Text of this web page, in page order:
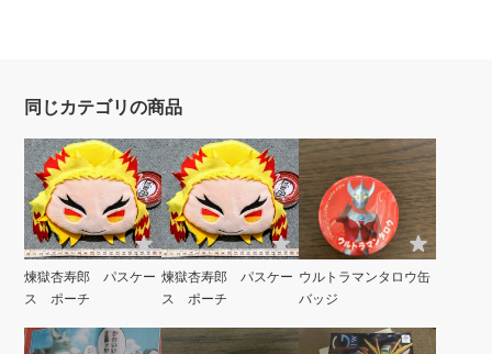
同じカテゴリの商品
煉獄杏寿郎 パスケー
ス ポーチ
煉獄杏寿郎 パスケー
ス ポーチ
ウルトラマンタロウ缶
バッジ